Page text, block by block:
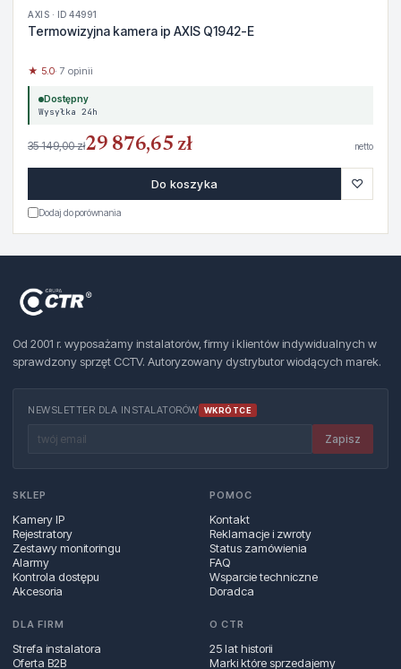
AXIS · ID 44991
Termowizyjna kamera ip AXIS Q1942-E
★ 5.0· 7 opinii
Dostępny
Wysyłka 24h
35 149,00 zł29 876,65 zł netto
Do koszyka ♡
Dodaj do porównania
Od 2001 r. wyposażamy instalatorów, firmy i klientów indywidualnych w
sprawdzony sprzęt CCTV. Autoryzowany dystrybutor wiodących marek.
NEWSLETTER DLA INSTALATORÓW WKRÓTCE
Zapisz
SKLEP
Kamery IP
Rejestratory
Zestawy monitoringu
Alarmy
Kontrola dostępu
Akcesoria
POMOC
Kontakt
Reklamacje i zwroty
Status zamówienia
FAQ
Wsparcie techniczne
Doradca
DLA FIRM
Strefa instalatora
Oferta B2B
O CTR
25 lat historii
Marki które sprzedajemy